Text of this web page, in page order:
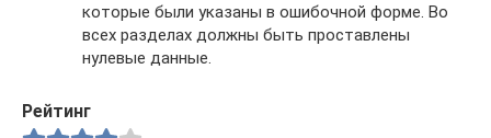
которые были указаны в ошибочной форме. Во
всех разделах должны быть проставлены
нулевые данные.
Рейтинг